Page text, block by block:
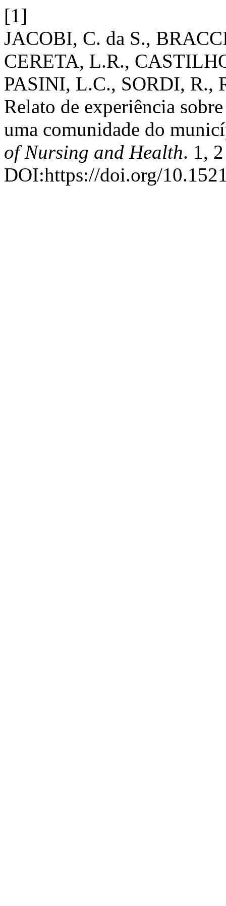
[1]
JACOBI, C. da S.,
CERETA, L.R.,
PASINI, L.C., SORDI, R.,
Relato de experiência
uma comunidade do
of Nursing and Health. 1,
DOI:https://doi.org/